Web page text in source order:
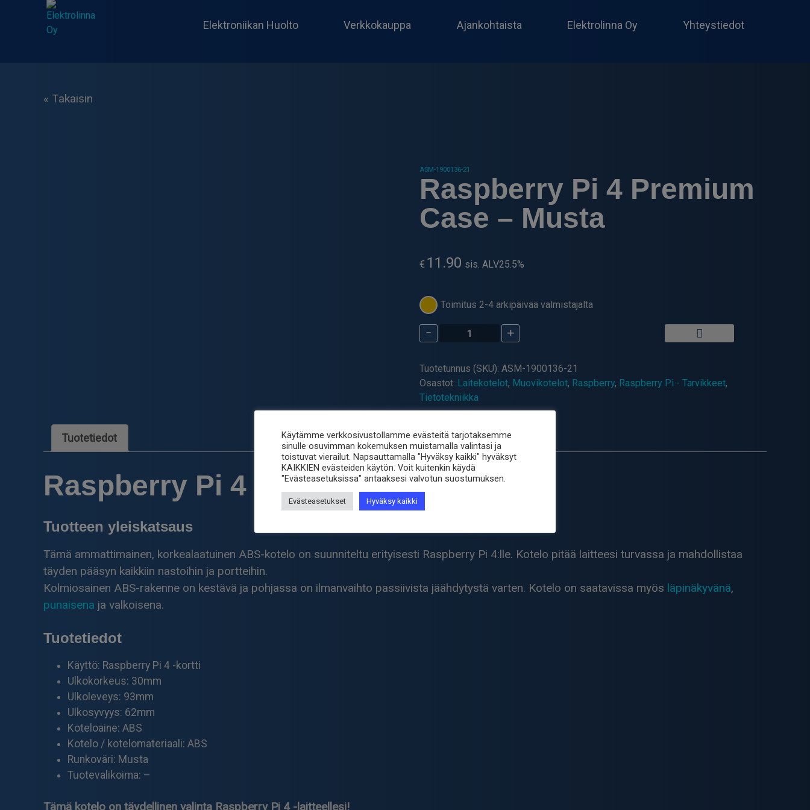
Elektroniikan Huolto Verkkokauppa Ajankohtaista Elektrolinna Oy Yhteystiedot
« Takaisin
ASM-1900136-21
Raspberry Pi 4 Premium
Case – Musta
€ 11.90 sis. ALV25.5%
Toimitus 2-4 arkipäivää valmistajalta
-
Raspberry
Pi
Premium
Case
–
määrä
+
Tuotetunnus (SKU): ASM-1900136-21
Osastot: Laitekotelot, Muovikotelot, Raspberry, Raspberry Pi - Tarvikkeet,
Tietotekniikka
Tuotetiedot
Raspberry Pi 4 Premium kotelo
Tuotteen yleiskatsaus
Tämä ammattimainen, korkealaatuinen ABS-kotelo on suunniteltu erityisesti Raspberry Pi 4:lle. Kotelo pitää laitteesi turvassa ja mahdollistaa
täyden pääsyn kaikkiin nastoihin ja portteihin.
Kolmiosainen ABS-rakenne on kestävä ja pohjassa on ilmanvaihto passiivista jäähdytystä varten. Kotelo on saatavissa myös läpinäkyvänä,
punaisena ja valkoisena.
Tuotetiedot
Käyttö: Raspberry Pi 4 -kortti
Ulkokorkeus: 30mm
Ulkoleveys: 93mm
Ulkosyvyys: 62mm
Koteloaine: ABS
Kotelo / kotelomateriaali: ABS
Runkoväri: Musta
Tuotevalikoima: –
Tämä kotelo on täydellinen valinta Raspberry Pi 4 -laitteellesi!
Käytämme verkkosivustollamme evästeitä tarjotaksemme
sinulle osuvimman kokemuksen muistamalla valintasi ja
toistuvat vierailut. Napsauttamalla "Hyväksy kaikki" hyväksyt
KAIKKIEN evästeiden käytön. Voit kuitenkin käydä
"Evästeasetuksissa" antaaksesi valvotun suostumuksen.
Evästeasetukset Hyväksy kaikki